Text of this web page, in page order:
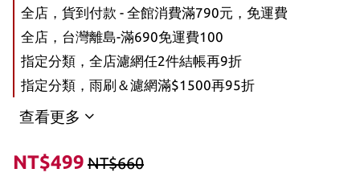
全店，貨到付款 - 全館消費滿790元，免運費
全店，台灣離島-滿690免運費100
指定分類，全店濾網任2件結帳再9折
指定分類，雨刷＆濾網滿$1500再95折
查看更多
NT$499 NT$660